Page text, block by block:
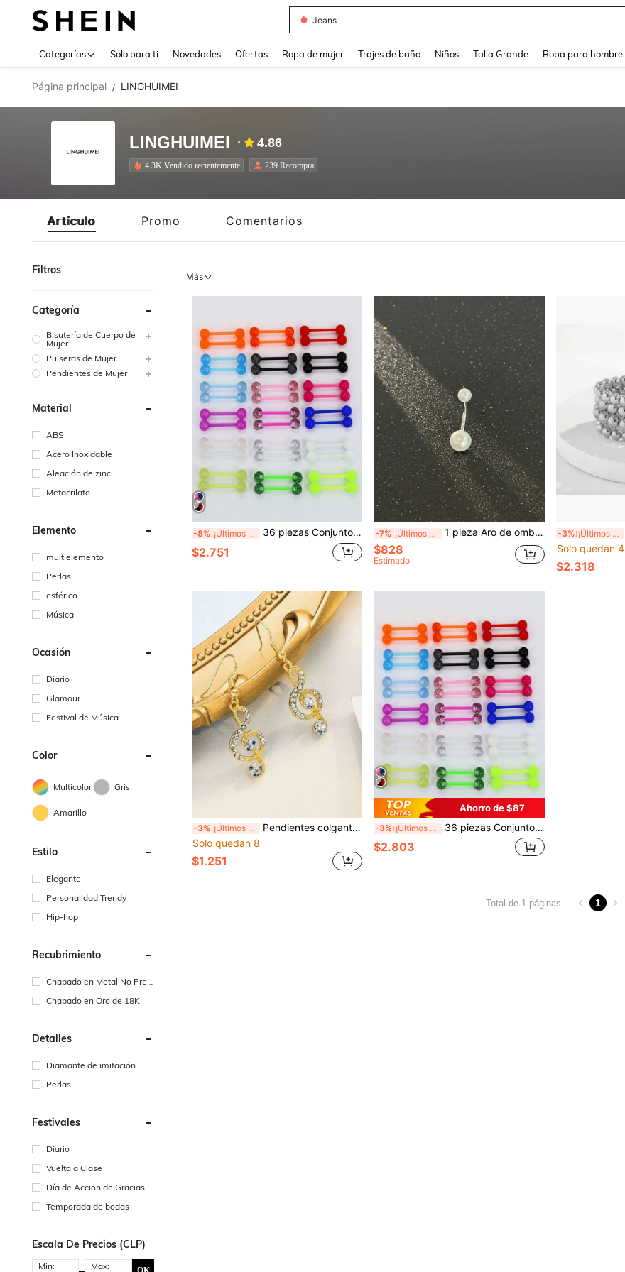
Jeans
Categorías Solo para ti Novedades Ofertas Ropa de mujer Trajes de baño Niños Talla Grande Ropa para hombre
Página principal / LINGHUIMEI
LINGHUIMEI 4.86
4.3K Vendido recientemente 239 Recompra
Artículo Promo Comentarios
Filtros
Categoría
Bisutería de Cuerpo de
Mujer
Pulseras de Mujer
Pendientes de Mujer
Material
ABS
Acero Inoxidable
Aleación de zinc
Metacrilato
Elemento
multielemento
Perlas
esférico
Música
Ocasión
Diario
Glamour
Festival de Música
Color
Multicolor Gris
Amarillo
Estilo
Elegante
Personalidad Trendy
Hip-hop
Recubrimiento
Chapado en Metal No Preci
Chapado en Oro de 18K
Detalles
Diamante de imitación
Perlas
Festivales
Diario
Vuelta a Clase
Día de Acción de Gracias
Temporada de bodas
Escala De Precios (CLP)
Min: Max:
Más
-8% ¡Últimos 3 días 36 piezas Conjunto de barras rectas flexibles de acrílico de 14G que brillan en la oscuridad - Joyería de perforación corporal unisex vibrante para entusiastas de festivales de música y fiestas - Diseño simplista, hipoalergénico y cómodo para perforaciones de lengua y pezón
$2.751
-7% ¡Últimos 3 días 1 pieza Aro de ombligo de doble extremo con perla falsa, Elegante perforación de ombligo, Joyería de perforación de ombligo de acero inoxidable, Anillo de ombligo brillante, Joyería de perforación de ombligo adecuada para uso diario por mujeres
$828
Estimado
-3% ¡Últimos 3 días
Solo quedan 4
$2.318
-3% ¡Últimos 3 días
Pendientes colgantes con nota musical elegante y brillantes rhinestones - Aleación de zinc, incrustación de vidrio, perfectos para uso diario y fiestas
Solo quedan 8
$1.251
Ahorro de $87
-3% ¡Últimos 3 días 36 piezas Conjunto de barras rectas flexibles de acrílico de 14G que brillan en la oscuridad - Joyería de perforación corporal unisex vibrante para entusiastas de festivales de música y fiestas - Diseño simplista, hipoalergénico y cómodo para perforaciones de lengua y pezón
$2.803
Total de 1 páginas 1